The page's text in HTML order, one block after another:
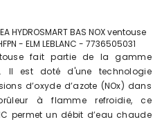
BAS NOX ventouse
- ELM LEBLANC - 7736505031
fait partie de la gamme
Il est doté d'une technologie
d’oxyde d’azote (NOx) dans
à flamme refroidie, ce
permet un débit d’eau chaude